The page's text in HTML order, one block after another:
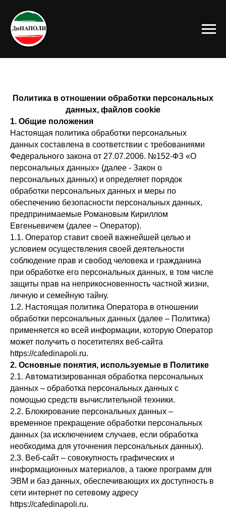
Политика в отношении обработки персональных
данных, файлов cookie
1. Общие положения
Настоящая политика обработки персональных
данных составлена в соответствии с требованиями
Федерального закона от 27.07.2006. №152-ФЗ «О
персональных данных» (далее - Закон о
персональных данных) и определяет порядок
обработки персональных данных и меры по
обеспечению безопасности персональных данных,
предпринимаемые Романовым Кириллом
Евгеньевичем (далее – Оператор).
1.1. Оператор ставит своей важнейшей целью и
условием осуществления своей деятельности
соблюдение прав и свобод человека и гражданина
при обработке его персональных данных, в том числе
защиты прав на неприкосновенность частной жизни,
личную и семейную тайну.
1.2. Настоящая политика Оператора в отношении
обработки персональных данных (далее – Политика)
применяется ко всей информации, которую Оператор
может получить о посетителях веб-сайта
https://cafedinapoli.ru.
2. Основные понятия, используемые в Политике
2.1. Автоматизированная обработка персональных
данных – обработка персональных данных с
помощью средств вычислительной техники.
2.2. Блокирование персональных данных –
временное прекращение обработки персональных
данных (за исключением случаев, если обработка
необходима для уточнения персональных данных).
2.3. Веб-сайт – совокупность графических и
информационных материалов, а также программ для
ЭВМ и баз данных, обеспечивающих их доступность в
сети интернет по сетевому адресу
https://cafedinapoli.ru.